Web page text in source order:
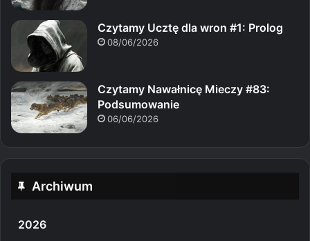
Czytamy Ucztę dla wron #1: Prolog
08/06/2026
Czytamy Nawałnicę Mieczy #83:
Podsumowanie
06/06/2026
Archiwum
2026